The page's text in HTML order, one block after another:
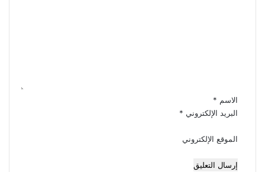
الاسم *
البريد الإلكتروني *
الموقع الإلكتروني